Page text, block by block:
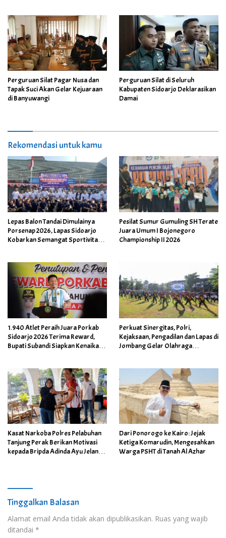
Perguruan Silat Pagar Nusa dan
Tapak Suci Akan Gelar Kejuaraan
di Banyuwangi
Perguruan Silat di Seluruh
Kabupaten Sidoarjo Deklarasikan
Damai
Rekomendasi untuk kamu
Lepas Balon Tandai Dimulainya
Porsenap 2026, Lapas Sidoarjo
Kobarkan Semangat Sportivitas
Pesilat Sumur Gumuling SH Terate
Juara Umum I Bojonegoro
Championship II 2026
1.940 Atlet Peraih Juara Porkab
Sidoarjo 2026 Terima Reward,
Bupati Subandi Siapkan Kenaikan
Perkuat Sinergitas, Polri,
Kejaksaan, Pengadilan dan Lapas di
Jombang Gelar Olahraga
Kasat Narkoba Polres Pelabuhan
Tanjung Perak Berikan Motivasi
kepada Bripda Adinda Ayu Jelang
Dari Ponorogo ke Kairo: Jejak
Ketiga Komarudin, Mengesahkan
Warga PSHT di Tanah Al Azhar
Tinggalkan Balasan
Alamat email Anda tidak akan dipublikasikan. Ruas yang wajib
ditandai *